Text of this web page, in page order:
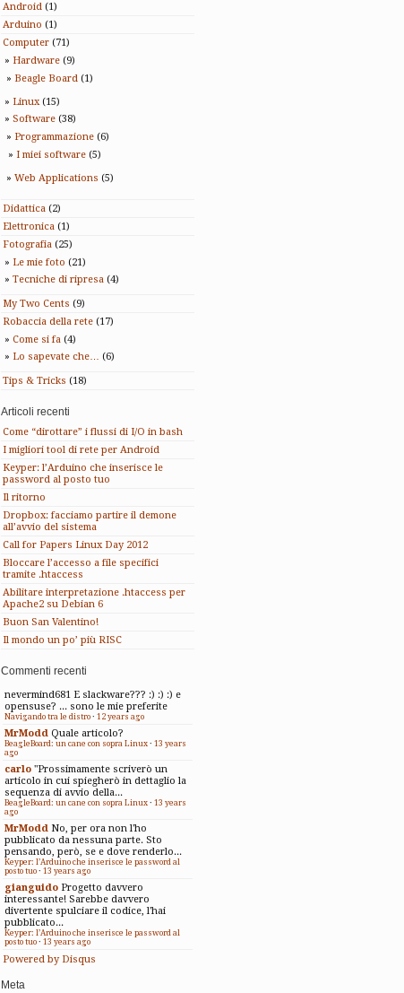
Android (1)
Arduino (1)
Computer (71)
Hardware (9)
Beagle Board (1)
Linux(15)
Software (38)
Programmazione (6)
I miei software (5)
Web Applications (5)
Didattica (2)
Elettronica (1)
Fotografia (25)
Le mie foto (21)
Tecniche di ripresa (4)
My Two Cents (9)
Robaccia della rete (17)
Come si fa (4)
Lo sapevate che… (6)
Tips & Tricks (18)
Articoli recenti
Come “dirottare” i flussi di I/O in bash
I migliori tool di rete per Android
Keyper: l’Arduino che inserisce le
password al posto tuo
Il ritorno
Dropbox: facciamo partire il demone
all’avvio del sistema
Call for Papers Linux Day 2012
Bloccare l’accesso a file specifici
tramite .htaccess
Abilitare interpretazione .htaccess per
Apache2 su Debian 6
Buon San Valentino!
Il mondo un po’ più RISC
Commenti recenti
nevermind681 E slackware??? :) :) :) e
opensuse? ... sono le mie preferite
Navigando tra le distro · 12 years ago
MrModd Quale articolo?
BeagleBoard: un cane con sopra Linux · 13 years
ago
carlo "Prossimamente scriverò un
articolo in cui spiegherò in dettaglio la
sequenza di avvio della...
BeagleBoard: un cane con sopra Linux · 13 years
ago
MrModd No, per ora non l'ho
pubblicato da nessuna parte. Sto
pensando, però, se e dove renderlo...
Keyper: l’Arduino che inserisce le password al
posto tuo · 13 years ago
gianguido Progetto davvero
interessante! Sarebbe davvero
divertente spulciare il codice, l'hai
pubblicato...
Keyper: l’Arduino che inserisce le password al
posto tuo · 13 years ago
Powered by Disqus
Meta